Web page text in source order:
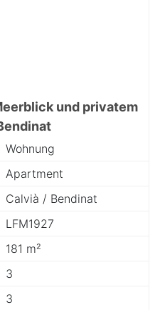
und privatem
Wohnung
Apartment
Calvià / Bendinat
LFM1927
181 m²
3
3